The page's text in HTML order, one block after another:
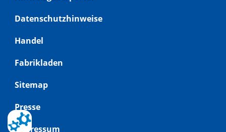
Datenschutzhinweise
Handel
Fabrikladen
Sitemap
Presse
Impressum